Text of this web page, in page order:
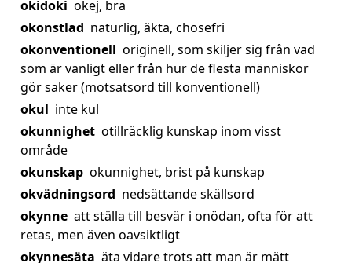
okidoki okej, bra
okonstlad naturlig, äkta, chosefri
okonventionell originell, som skiljer sig från vad
som är vanligt eller från hur de flesta människor
gör saker (motsatsord till konventionell)
okul inte kul
okunnighet otillräcklig kunskap inom visst
område
okunskap okunnighet, brist på kunskap
okvädningsord nedsättande skällsord
okynne att ställa till besvär i onödan, ofta för att
retas, men även oavsiktligt
okynnesäta äta vidare trots att man är mätt